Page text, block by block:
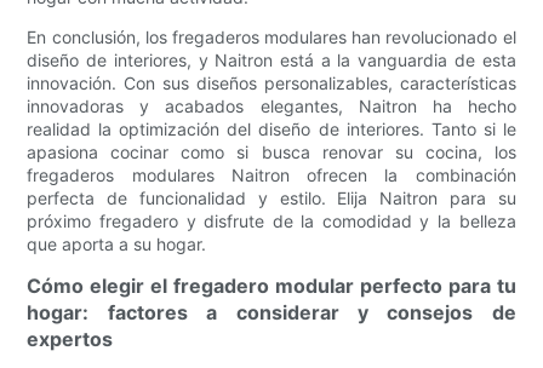
En conclusión, los fregaderos modulares han revolucionado el
diseño de interiores, y Naitron está a la vanguardia de esta
innovación. Con sus diseños personalizables, características
innovadoras y acabados elegantes, Naitron ha hecho
realidad la optimización del diseño de interiores. Tanto si le
apasiona cocinar como si busca renovar su cocina, los
fregaderos modulares Naitron ofrecen la combinación
perfecta de funcionalidad y estilo. Elija Naitron para su
próximo fregadero y disfrute de la comodidad y la belleza
que aporta a su hogar.
Cómo elegir el fregadero modular perfecto para tu
hogar: factores a considerar y consejos de
expertos